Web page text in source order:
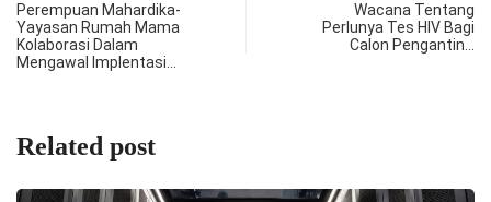
Perempuan Mahardika-
Yayasan Rumah Mama
Kolaborasi Dalam
Mengawal Implentasi…
Wacana Tentang
Perlunya Tes HIV Bagi
Calon Pengantin…
Related post